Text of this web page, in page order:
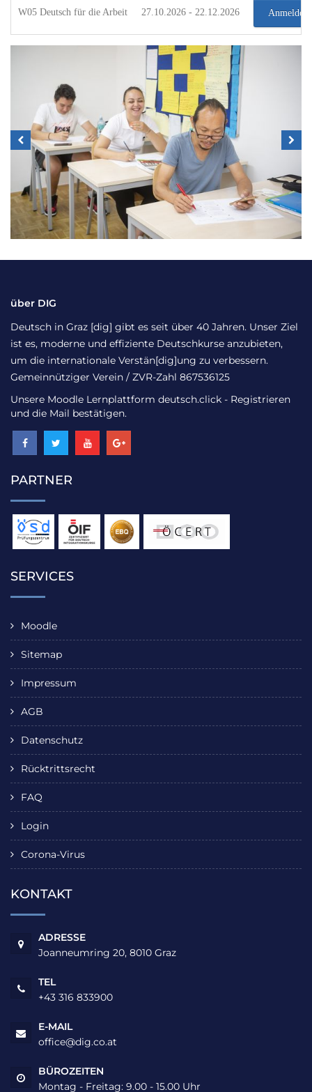
W05 Deutsch für die Arbeit 27.10.2026 - 22.12.2026 Anmelden
über DIG
Deutsch in Graz [dig] gibt es seit über 40 Jahren. Unser Ziel
ist es, moderne und effiziente Deutschkurse anzubieten,
um die internationale Verstän[dig]ung zu verbessern.
Gemeinnütziger Verein / ZVR-Zahl 867536125
Unsere Moodle Lernplattform deutsch.click - Registrieren
und die Mail bestätigen.
PARTNER
SERVICES
Moodle
Sitemap
Impressum
AGB
Datenschutz
Rücktrittsrecht
FAQ
Login
Corona-Virus
KONTAKT
ADRESSE
Joanneumring 20, 8010 Graz
TEL
+43 316 833900
E-MAIL
office@dig.co.at
BÜROZEITEN
Montag - Freitag: 9.00 - 15.00 Uhr